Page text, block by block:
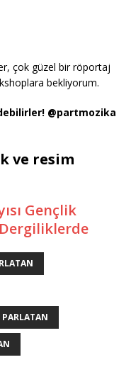
çok güzel bir röportaj
bekliyorum.
@partmozika
ve resim
Gençlik